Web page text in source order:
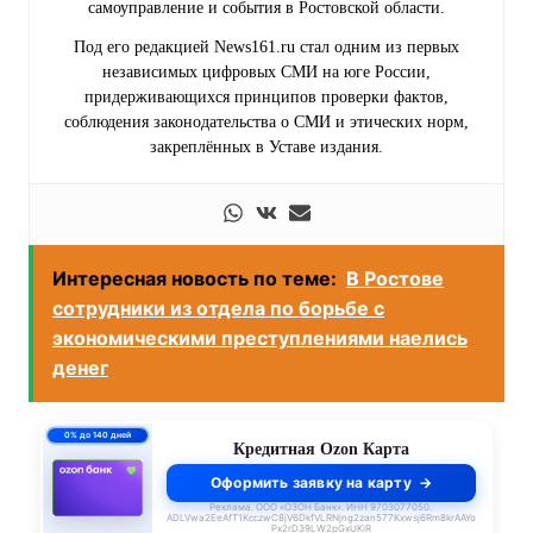
самоуправление и события в Ростовской области.
Под его редакцией News161.ru стал одним из первых
независимых цифровых СМИ на юге России,
придерживающихся принципов проверки фактов,
соблюдения законодательства о СМИ и этических норм,
закреплённых в Уставе издания.
Интересная новость по теме: В Ростове
сотрудники из отдела по борьбе с
экономическими преступлениями наелись
денег
0% до 140 дней
Кредитная Ozon Карта
Оформить заявку на карту
Реклама. ООО «ОЗОН Банк». ИНН 9703077050.
ADLVwa2EeAfT1KcczwC8jV6DkfVLRNjng2zan577Kxwsj6Rm8krAAYo
Px2rD39LW2pGxUKiR